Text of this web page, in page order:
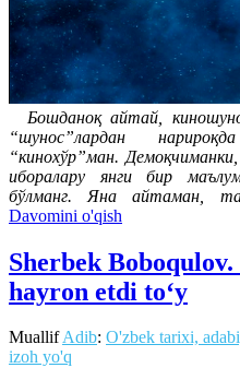
Бошданоқ айтай,
“шунос”лардан
“кинохўр”ман.
иборалару янги бир
бўлманг. Яна айтаман,
Davomini o'qish
Sherbek
hayron etdi to‘y
MuallifAdib: O'zbek tarixi,
izoh yo'q